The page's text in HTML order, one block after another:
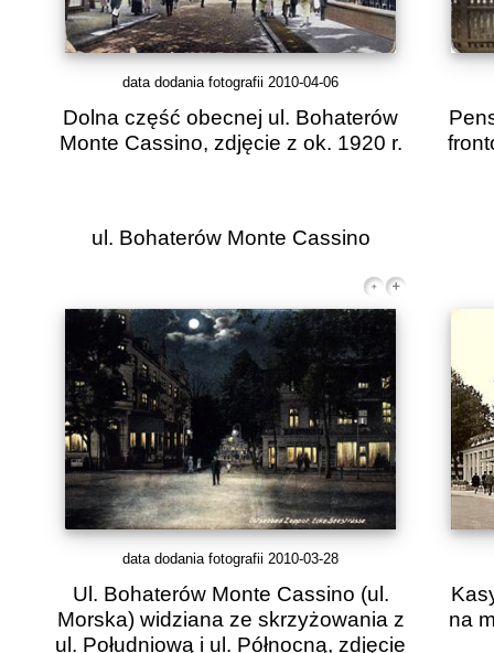
data dodania fotografii 2010-04-06
Dolna część obecnej ul. Bohaterów
Monte Cassino, zdjęcie z ok. 1920 r.
ul. Bohaterów Monte Cassino
data dodania fotografii 2010-03-28
Ul. Bohaterów Monte Cassino (ul.
Morska) widziana ze skrzyżowania z
ul. Południową i ul. Północną, zdjęcie
na